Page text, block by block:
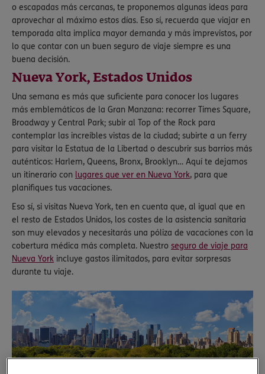
o escapadas más cercanas, te proponemos algunas ideas para
aprovechar al máximo estos días. Eso sí, recuerda que viajar en
temporada alta implica mayor demanda y más imprevistos, por
lo que contar con un buen seguro de viaje siempre es una
buena decisión.
Nueva York, Estados Unidos
Una semana es más que suficiente para conocer los lugares
más emblemáticos de la Gran Manzana: recorrer Times Square,
Broadway y Central Park; subir al Top of the Rock para
contemplar las increíbles vistas de la ciudad; subirte a un ferry
para visitar la Estatua de la Libertad o descubrir sus barrios más
auténticos: Harlem, Queens, Bronx, Brooklyn… Aquí te dejamos
un itinerario con lugares que ver en Nueva York, para que
planifiques tus vacaciones.
Eso sí, si visitas Nueva York, ten en cuenta que, al igual que en
el resto de Estados Unidos, los costes de la asistencia sanitaria
son muy elevados y necesitarás una póliza de vacaciones con la
cobertura médica más completa. Nuestro seguro de viaje para
Nueva York incluye gastos ilimitados, para evitar sorpresas
durante tu viaje.